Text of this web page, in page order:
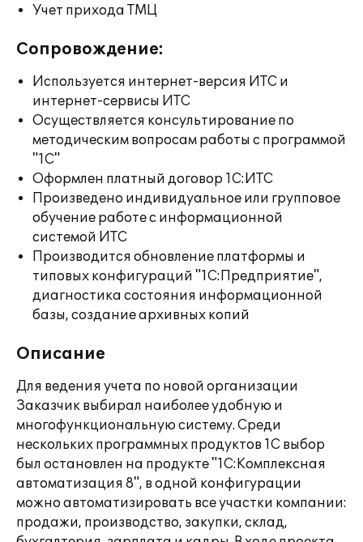
Учет прихода ТМЦ
Сопровождение:
Используется интернет-версия ИТС и
интернет-сервисы ИТС
Осуществляется консультирование по
методическим вопросам работы с программой
"1С"
Оформлен платный договор 1С:ИТС
Произведено индивидуальное или групповое
обучение работе с информационной
системой ИТС
Производится обновление платформы и
типовых конфигураций "1С:Предприятие",
диагностика состояния информационной
базы, создание архивных копий
Описание
Для ведения учета по новой организации
Заказчик выбирал наиболее удобную и
многофункциональную систему. Среди
нескольких программных продуктов 1С выбор
был остановлен на продукте "1С:Комплексная
автоматизация 8", в одной конфигурации
можно автоматизировать все участки компании:
продажи, производство, закупки, склад,